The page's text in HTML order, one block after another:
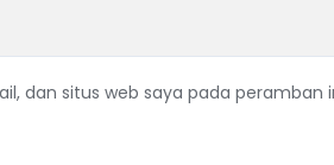
dan situs web saya pada peramban